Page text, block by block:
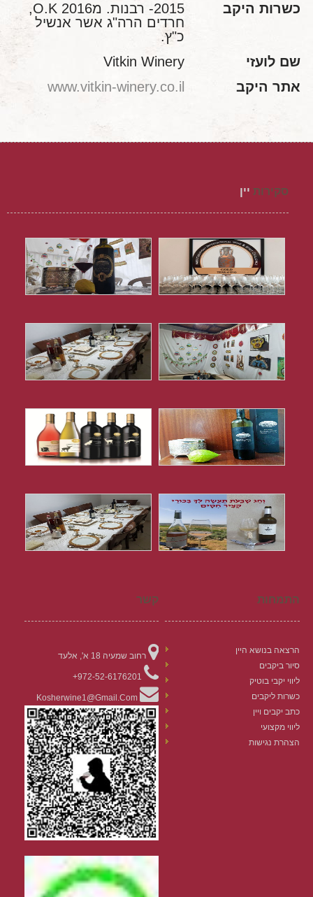
כשרות היקב
2015- רבנות. מ2016 O.K,
חרדים הרה"ג אשר אנשיל
כ"ץ.
שם לועזי
Vitkin Winery
אתר היקב
www.vitkin-winery.co.il
סקירות יין
התמחות
הרצאה בנושא היין
סיור ביקבים
ליווי יקבי בוטיק
כשרות ליקבים
כתב יקבים ויין
ליווי מקצועי
הצהרת נגישות
קשר
רחוב שמעיה 18 א', אלעד
972-52-6176201+
Kosherwine1@gmail.com